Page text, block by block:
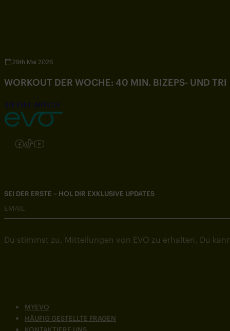
29th Mai 2026
WORKOUT DER WOCHE: 40 MIN. BIZEPS- UND
SEE FULL ARTICLE
Folgen Sie uns auf Instagram
Folgen Sie uns auf Facebook
Folgen Sie uns auf TikTok
Folgen Sie uns auf YouTube
MYEVO
HÄUFIG GESTELLTE FRAGEN
SEI DER ERSTE – HOL DIR EXKLUSIVE UPDATES
EMAIL
Du stimmst zu, Mitteilungen von EVO zu erhalten. Du